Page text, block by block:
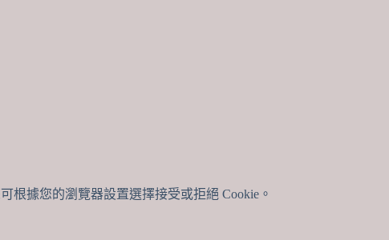
根據您的瀏覽器設置選擇接受或拒絕 Cookie。